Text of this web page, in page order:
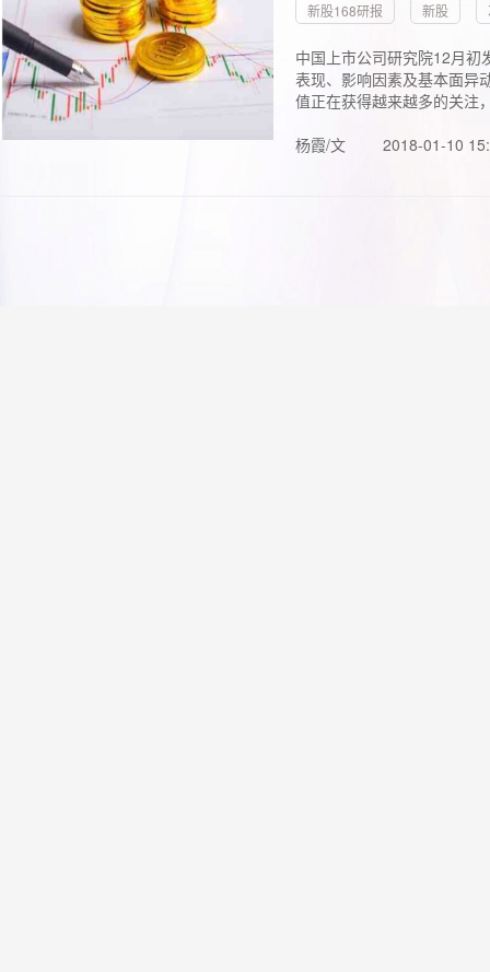
新股168研报 新股
中国上市公司研究院12月初
表现、影响因素及基本面异
值正在获得越来越多的关注
杨霞/文
2018-01-10